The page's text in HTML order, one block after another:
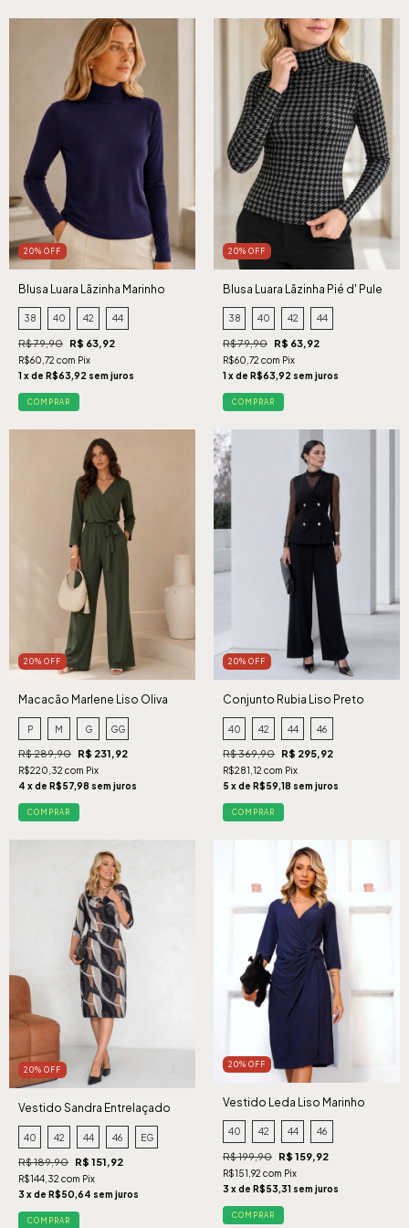
20% OFF
Blusa Luara Lãzinha Marinho
38 40 42 44
R$ 79,90 R$ 63,92
R$60,72 com Pix
1 x de R$63,92 sem juros
COMPRAR
20% OFF
Blusa Luara Lãzinha Pié d' Pule
38 40 42 44
R$ 79,90 R$ 63,92
R$60,72 com Pix
1 x de R$63,92 sem juros
COMPRAR
20% OFF
Macacão Marlene Liso Oliva
P M G GG
R$ 289,90 R$ 231,92
R$220,32 com Pix
4 x de R$57,98 sem juros
COMPRAR
20% OFF
Conjunto Rubia Liso Preto
40 42 44 46
R$ 369,90 R$ 295,92
R$281,12 com Pix
5 x de R$59,18 sem juros
COMPRAR
20% OFF
Vestido Sandra Entrelaçado
Preto
40 42 44 46 EG
R$ 189,90 R$ 151,92
R$144,32 com Pix
3 x de R$50,64 sem juros
COMPRAR
20% OFF
Vestido Leda Liso Marinho
40 42 44 46
R$ 199,90 R$ 159,92
R$151,92 com Pix
3 x de R$53,31 sem juros
COMPRAR